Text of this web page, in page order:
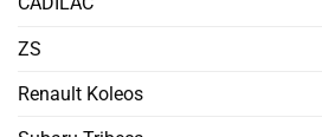
ZS
Renault Koleos